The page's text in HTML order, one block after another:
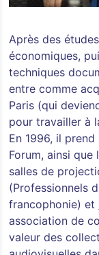
Après des
économiques,
techniques
entre comme
Paris (qui
pour travailler à
En 1996, il
Forum, ainsi que
salles de
(Professionnels
francophonie) et
association de
valeur des